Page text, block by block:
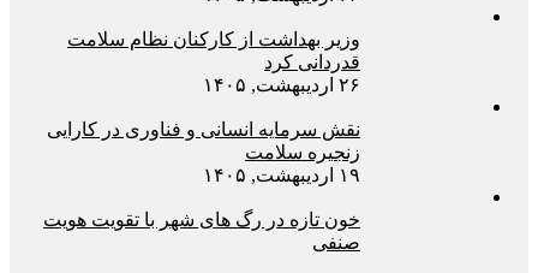
وزیر بهداشت از کارکنان نظام سلامت
قدردانی کرد
۲۶ اردیبهشت, ۱۴۰۵
نقش سرمایه انسانی و فناوری در کارایی
زنجیره سلامت
۱۹ اردیبهشت, ۱۴۰۵
خون تازه در رگ های شهر با تقویت هویت
صنفی